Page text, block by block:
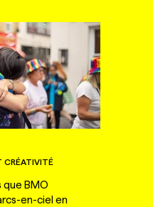
CRÉATIVITÉ
que BMO
en-ciel en